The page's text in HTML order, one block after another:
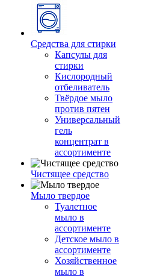
Средства для стирки
Капсулы для
стирки
Кислородный
отбеливатель
Твёрдое мыло
против пятен
Универсальный
гель
концентрат в
ассортименте
Чистящее средство
Мыло твердое
Туалетное
мыло в
ассортименте
Детское мыло в
ассортименте
Хозяйственное
мыло в